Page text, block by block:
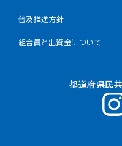
普及推進方針
組合員と出資金について
都道府県民